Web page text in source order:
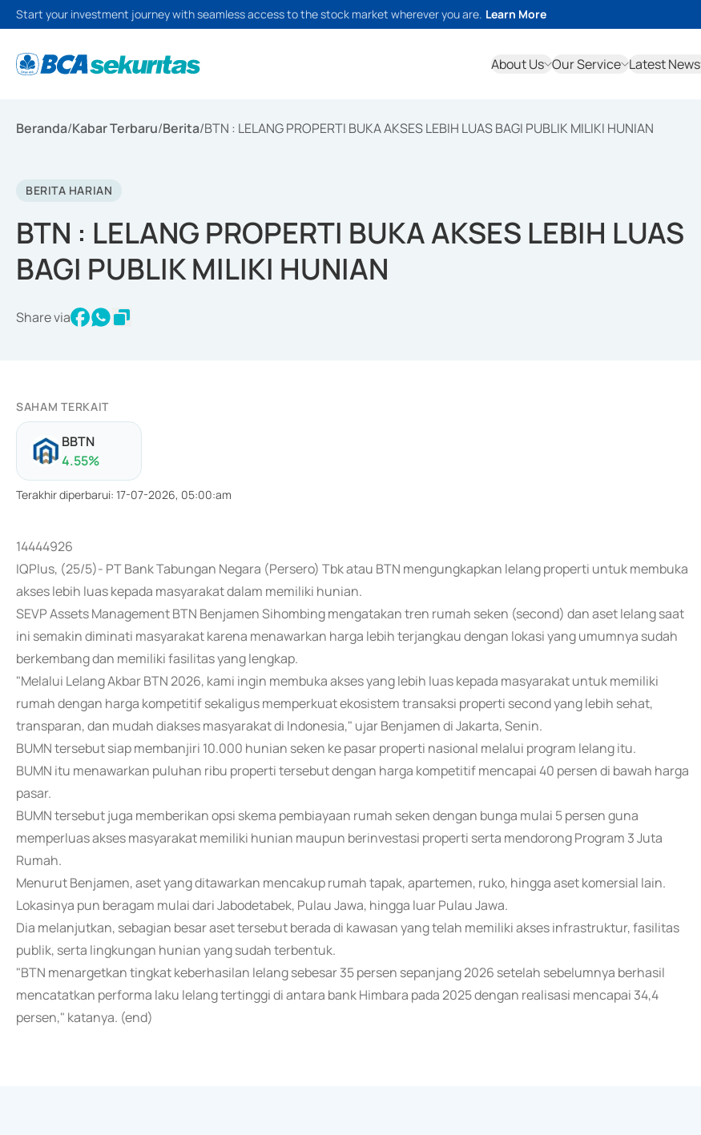
Start your investment journey with seamless access to the stock market wherever you are. Learn More
About Us Our Service Latest News
Beranda/Kabar Terbaru/Berita/BTN : LELANG PROPERTI BUKA AKSES LEBIH LUAS BAGI PUBLIK MILIKI HUNIAN
BERITA HARIAN
BTN : LELANG PROPERTI BUKA AKSES LEBIH LUAS
BAGI PUBLIK MILIKI HUNIAN
Share via
SAHAM TERKAIT
BBTN
4.55%
Terakhir diperbarui: 17-07-2026, 05:00:am
14444926
IQPlus, (25/5)- PT Bank Tabungan Negara (Persero) Tbk atau BTN mengungkapkan lelang properti untuk membuka
akses lebih luas kepada masyarakat dalam memiliki hunian.
SEVP Assets Management BTN Benjamen Sihombing mengatakan tren rumah seken (second) dan aset lelang saat
ini semakin diminati masyarakat karena menawarkan harga lebih terjangkau dengan lokasi yang umumnya sudah
berkembang dan memiliki fasilitas yang lengkap.
"Melalui Lelang Akbar BTN 2026, kami ingin membuka akses yang lebih luas kepada masyarakat untuk memiliki
rumah dengan harga kompetitif sekaligus memperkuat ekosistem transaksi properti second yang lebih sehat,
transparan, dan mudah diakses masyarakat di Indonesia," ujar Benjamen di Jakarta, Senin.
BUMN tersebut siap membanjiri 10.000 hunian seken ke pasar properti nasional melalui program lelang itu.
BUMN itu menawarkan puluhan ribu properti tersebut dengan harga kompetitif mencapai 40 persen di bawah harga
pasar.
BUMN tersebut juga memberikan opsi skema pembiayaan rumah seken dengan bunga mulai 5 persen guna
memperluas akses masyarakat memiliki hunian maupun berinvestasi properti serta mendorong Program 3 Juta
Rumah.
Menurut Benjamen, aset yang ditawarkan mencakup rumah tapak, apartemen, ruko, hingga aset komersial lain.
Lokasinya pun beragam mulai dari Jabodetabek, Pulau Jawa, hingga luar Pulau Jawa.
Dia melanjutkan, sebagian besar aset tersebut berada di kawasan yang telah memiliki akses infrastruktur, fasilitas
publik, serta lingkungan hunian yang sudah terbentuk.
"BTN menargetkan tingkat keberhasilan lelang sebesar 35 persen sepanjang 2026 setelah sebelumnya berhasil
mencatatkan performa laku lelang tertinggi di antara bank Himbara pada 2025 dengan realisasi mencapai 34,4
persen," katanya. (end)